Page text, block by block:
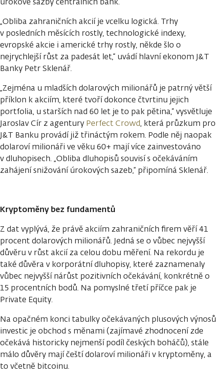
„Obliba zahraničních akcií je vcelku logická. Trhy
v posledních měsících rostly, technologické indexy,
evropské akcie i americké trhy rostly, někde šlo o
nejrychlejší růst za padesát let,“ uvádí hlavní ekonom J&T
Banky Petr Sklenář.
„Zejména u mladších dolarových milionářů je patrný větší
příklon k akciím, které tvoří dokonce čtvrtinu jejich
portfolia, u starších nad 60 let je to pak pětina,“ vysvětluje
Jaroslav Cír z agentury Perfect Crowd, která průzkum pro
J&T Banku provádí již třináctým rokem. Podle něj naopak
dolaroví milionáři ve věku 60+ mají více zainvestováno
v dluhopisech. „Obliba dluhopisů souvisí s očekáváním
zahájení snižování úrokových sazeb,“ připomíná Sklenář.
Kryptoměny bez fundamentů
Z dat vyplývá, že právě akciím zahraničních firem věří 41
procent dolarových milionářů. Jedná se o vůbec nejvyšší
důvěru v růst akcií za celou dobu měření. Na rekordu je
také důvěra v korporátní dluhopisy, které zaznamenaly
vůbec nejvyšší nárůst pozitivních očekávání, konkrétně o
15 procentních bodů. Na pomyslné třetí příčce pak je
Private Equity.
Na opačném konci tabulky očekávaných plusových výnosů
investic je obchod s měnami (zajímavé zhodnocení zde
očekává historicky nejmenší podíl českých boháčů), stále
málo důvěry mají čeští dolaroví milionáři v kryptoměny, a
to včetně bitcoinu.